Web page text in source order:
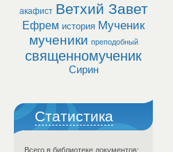
акафист Ветхий Завет
Ефрем история Мученик
мученики преподобный
священномученик
Сирин
Статистика
Всего в библиотеке документов: